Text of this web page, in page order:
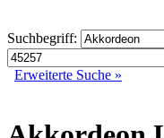
Suchbegriff:
Erweiterte Suche »